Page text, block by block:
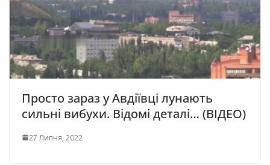
Просто зараз у Авдіївці лунають
сильні вибухи. Відомі деталі… (ВІДЕО)
27 Липня, 2022